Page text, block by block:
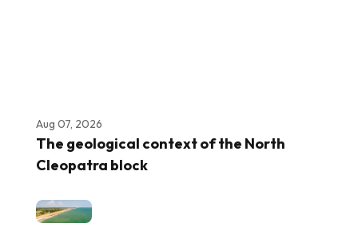
Aug 07, 2026
The geological context of the North
Cleopatra block